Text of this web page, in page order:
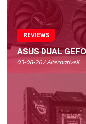
REVIEWS
ASUS DUAL
03-08-26 / AlternativeX